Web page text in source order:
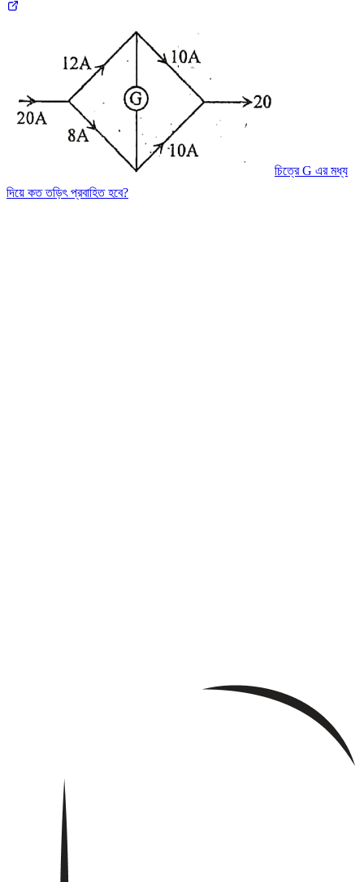
চিত্রে G এর মধ্য
দিয়ে কত তড়িৎ প্রবাহিত হবে?